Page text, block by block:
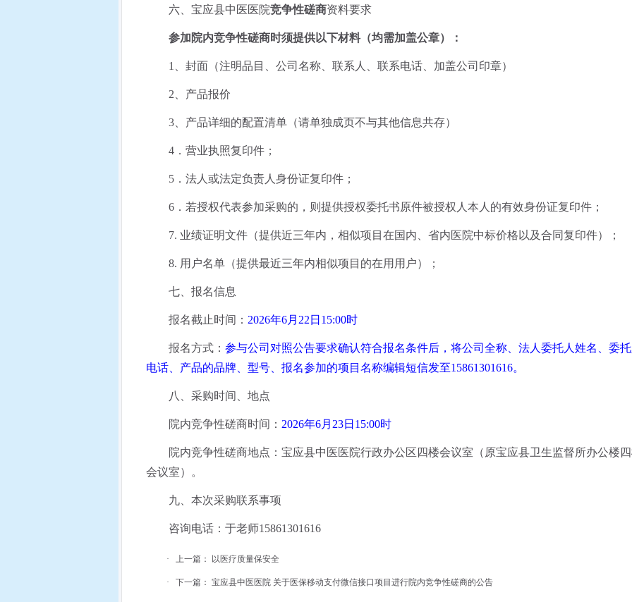
六、 宝应县中医医院竞争性磋商资料要求
参加院内竞争性磋商时须提供以下材料（均需加盖公章）：
1 、封面（注明品目、公司名称、联系人、联系电话、加盖公司印章）
2 、产品报价
3 、产品详细的配置清单（请单独成页不与其他信息共存）
4 ．营业执照复印件；
5 ．法人或法定负责人身份证复印件；
6 ．若授权代表参加采购的，则提供授权委托书原件被授权人本人的有效身份证复印件；
7. 业绩证明文件（提供近三年内，相似项目在国内、省内医院中标价格以及合同复印件）；
8. 用户名单（提供最近三年内相似项目的在用用户）；
七、报名信息
报名截止时间： 2026年6月 22 日 15:00时
报名方式： 参与公司对照公告要求确认符合报名条件后，将公司全称、法人委托人姓名、委
电话、产品的品牌、型号、报名参加的项目名称编辑短信发至15861301616。
八、采购时间、地点
院内竞争性磋商时间： 2026年6月 23日 15:00时
院内竞争性磋商地点：宝应县中医医院行政办公区四楼会议室（原宝应县卫生监督所办公楼
会议室）。
九、本次采购联系事项
咨询电话：于老师15861301616
· 上一篇： 以医疗质量保安全
· 下一篇： 宝应县中医医院 关于医保移动支付微信接口项目进行院内竞争性磋商的公告